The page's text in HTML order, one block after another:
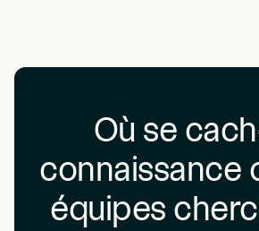
Où se
connaissance
équipes